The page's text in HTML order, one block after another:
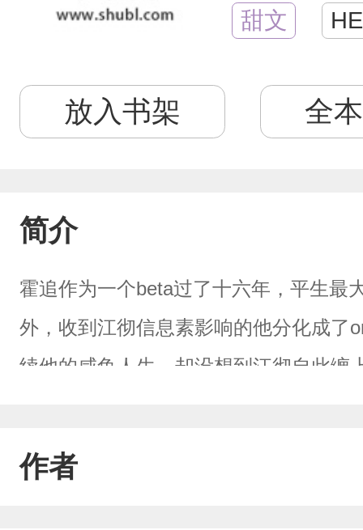
甜文 HE
放入书架 全
简介
霍追作为一个beta过了十六年，平生最
外，收到江彻信息素影响的他分化成了
续他的咸鱼人生，却没想到江彻自此缠
作者